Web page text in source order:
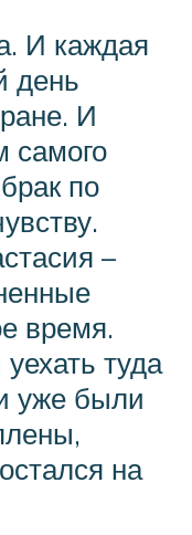
И каждая
день
И
самого
по
–
время.
туда
уже были
на